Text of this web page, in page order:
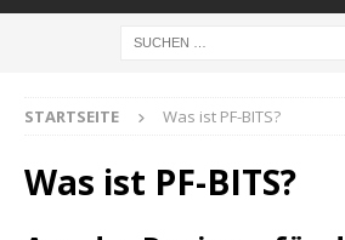
STARTSEITE Was ist PF-BITS?
Was ist PF-BITS?